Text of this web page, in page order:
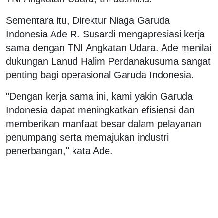
Sementara itu, Direktur Niaga Garuda
Indonesia Ade R. Susardi mengapresiasi kerja
sama dengan TNI Angkatan Udara. Ade menilai
dukungan Lanud Halim Perdanakusuma sangat
penting bagi operasional Garuda Indonesia.
"Dengan kerja sama ini, kami yakin Garuda
Indonesia dapat meningkatkan efisiensi dan
memberikan manfaat besar dalam pelayanan
penumpang serta memajukan industri
penerbangan," kata Ade.